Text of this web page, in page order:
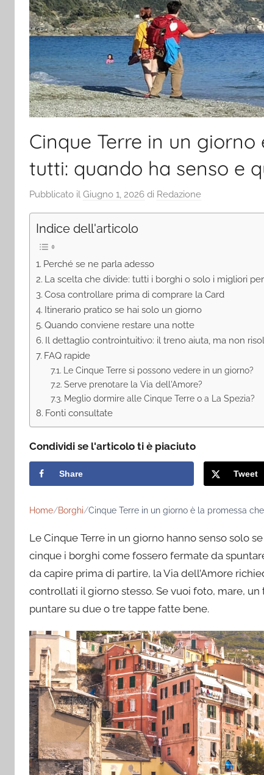
Cinque Terre in un
tutti: quando ha senso e
Pubblicato il Giugno 1, 2026 di Redazione
Indice dell'articolo
Perché se ne parla adesso
La scelta che divide: tutti i borghi o solo i migliori
Cosa controllare prima di comprare la Card
Itinerario pratico se hai solo un giorno
Quando conviene restare una notte
Il dettaglio controintuitivo: il treno aiuta, ma non
FAQ rapide
Le Cinque Terre si possono vedere in un giorno?
Serve prenotare la Via dell'Amore?
Meglio dormire alle Cinque Terre o a La Spezia?
Fonti consultate
Condividi se l'articolo ti è piaciuto
Share Tweet
Home Borghi Cinque Terre in un giorno è la promessa
Le Cinque Terre in un giorno hanno senso solo
cinque i borghi come fossero fermate da
da capire prima di partire, la Via dell’Amore
controllati il giorno stesso. Se vuoi foto, mare,
puntare su due o tre tappe fatte bene.